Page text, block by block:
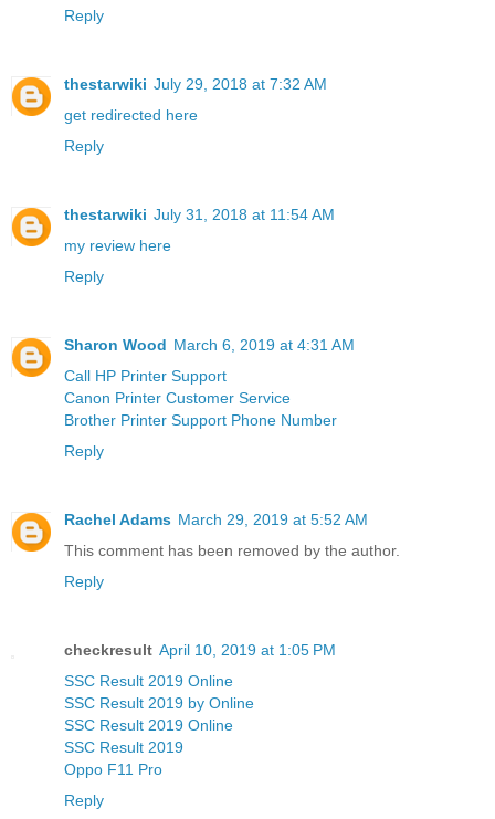
Reply
thestarwiki July 29, 2018 at 7:32 AM
get redirected here
Reply
thestarwiki July 31, 2018 at 11:54 AM
my review here
Reply
Sharon Wood March 6, 2019 at 4:31 AM
Call HP Printer Support
Canon Printer Customer Service
Brother Printer Support Phone Number
Reply
Rachel Adams March 29, 2019 at 5:52 AM
This comment has been removed by the author.
Reply
checkresult April 10, 2019 at 1:05 PM
SSC Result 2019 Online
SSC Result 2019 by Online
SSC Result 2019 Online
SSC Result 2019
Oppo F11 Pro
Reply